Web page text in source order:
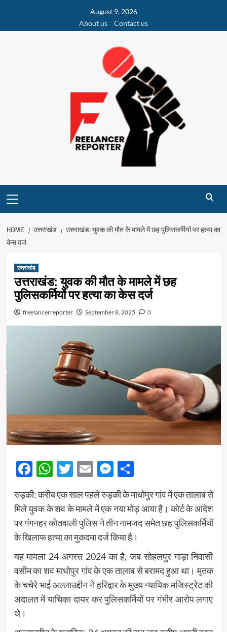
content
August 9, 2026
About us
Contact us
Menu
HOME उत्तराखंड
उत्तराखंड: युवक की मौत के मामले में छह पुलिसकर्मियों पर हत्या का
केस दर्ज
उत्तराखंड
उत्तराखंड: युवक की मौत के मामले में छह
पुलिसकर्मियों पर हत्या का केस दर्ज
freelancerreporter September 8, 2025 0
Facebook
WhatsApp
Twitter
EmailMessenger
Share
रुड़की: करीब एक साल पहले रुड़की के माधोपुर गांव में एक तालाब से
मिले युवक के शव के मामले में एक नया मोड़ आया है। कोर्ट के आदेश
पर गंगनहर कोतवाली पुलिस ने तीन नामजद समेत छह पुलिसकर्मियों
के खिलाफ हत्या का मुकदमा दर्ज किया है।
यह मामला 24 अगस्त 2024 का है, जब सोहलपुर गाड़ा निवासी
वसीम का शव माधोपुर गांव के एक तालाब से बरामद हुआ था। मृतक
के चचेरे भाई अल्लाउद्दीन ने हरिद्वार के मुख्य न्यायिक मजिस्ट्रेट की
अदालत में याचिका दायर कर पुलिसकर्मियों पर गंभीर आरोप लगाए
थे।